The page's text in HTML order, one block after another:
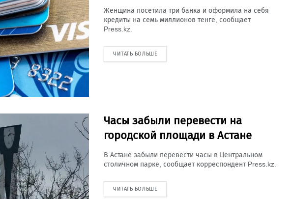
Женщина посетила три банка и оформила на себя
кредиты на семь миллионов тенге, сообщает
Press.kz.
ЧИТАТЬ БОЛЬШЕ
Часы забыли перевести на
городской площади в Астане
В Астане забыли перевести часы в Центральном
столичном парке, сообщает корреспондент Press.kz.
ЧИТАТЬ БОЛЬШЕ